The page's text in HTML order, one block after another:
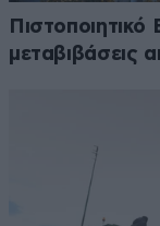
μεταβιβάσεις